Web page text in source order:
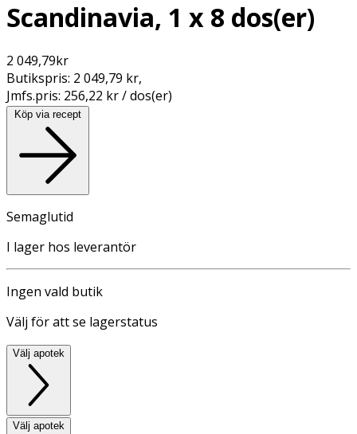
Scandinavia, 1 x 8 dos(er)
2 049,79kr
Butikspris: 2 049,79 kr,
Jmfs.pris: 256,22 kr / dos(er)
Köp via recept
Semaglutid
I lager hos leverantör
Ingen vald butik
Välj för att se lagerstatus
Välj apotek
Välj apotek